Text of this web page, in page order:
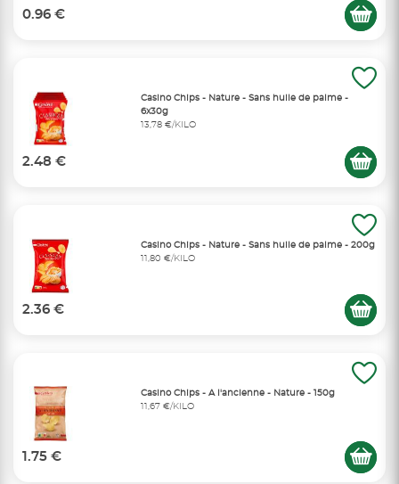
0.96 €
Casino Chips - Nature - Sans huile de palme -
6x30g
13,78 €/KILO
2.48 €
Casino Chips - Nature - Sans huile de palme - 200g
11,80 €/KILO
2.36 €
Casino Chips - A l'ancienne - Nature - 150g
11,67 €/KILO
1.75 €